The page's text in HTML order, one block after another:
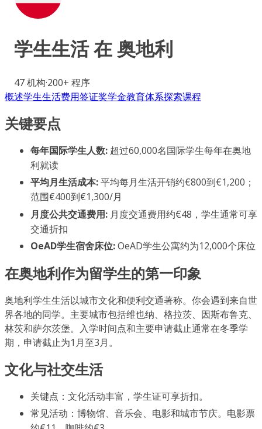
学生生活 在 奥地利
47机构·200+ 程序
概述学生生活费用签证奖学金教育体系探索课程
关键要点
每年国际学生人数: 超过60,000名国际学生每年在奥地
利就读
平均月生活成本:平均每月生活开销约€800到€1,200；
范围€400到€1,300/月
月度公共交通费用: 月度交通费用约€48，学生通常可享
交通折扣
OeAD学生宿舍床位:OeAD学生公寓约为12,000个床位
在奥地利作为留学生的第一印象
奥地利学生生活以城市文化和便利交通著称。你会遇到来自世
界各地的同学。主要城市包括维也纳、格拉茨、因斯布鲁克、
林茨和萨尔茨堡。入学时间点和主要申请截止通常在冬季学
期，申请截止为1月至3月。
文化与社交生活
关键点：文化活动丰富，学生证可享折扣。
常见活动：博物馆、音乐会、电影和城市节庆。电影票